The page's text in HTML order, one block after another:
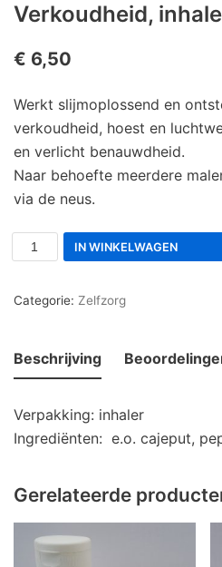
Verkoudheid,
€ 6,50
Werkt slijmoplossend en
verkoudheid, hoest en
en verlicht benauwdheid.
Naar behoefte meerdere
via de neus.
IN WINKELWAGEN
Categorie: Zelfzorg
Beschrijving
Verpakking: inhaler
Ingrediënten: e.o. cajeput,
Gerelateerde